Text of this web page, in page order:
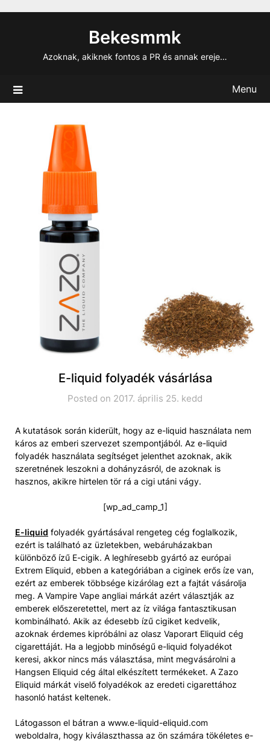
Bekesmmk
Azoknak, akiknek fontos a PR és annak ereje…
Menu
E-liquid folyadék vásárlása
Posted on 2017. április 25. kedd
A kutatások során kiderült, hogy az e-liquid használata nem
káros az emberi szervezet szempontjából. Az e-liquid
folyadék használata segítséget jelenthet azoknak, akik
szeretnének leszokni a dohányzásról, de azoknak is
hasznos, akikre hirtelen tör rá a cigi utáni vágy.
[wp_ad_camp_1]
E-liquid folyadék gyártásával rengeteg cég foglalkozik,
ezért is található az üzletekben, webáruházakban
különböző ízű E-cigik. A leghíresebb gyártó az európai
Extrem Eliquid, ebben a kategóriában a ciginek erős íze van,
ezért az emberek többsége kizárólag ezt a fajtát vásárolja
meg. A Vampire Vape angliai márkát azért választják az
emberek előszeretettel, mert az íz világa fantasztikusan
kombinálható. Akik az édesebb ízű cigiket kedvelik,
azoknak érdemes kipróbálni az olasz Vaporart Eliquid cég
cigarettáját. Ha a legjobb minőségű e-liquid folyadékot
keresi, akkor nincs más választása, mint megvásárolni a
Hangsen Eliquid cég által elkészített termékeket. A Zazo
Eliquid márkát viselő folyadékok az eredeti cigarettához
hasonló hatást keltenek.
Látogasson el bátran a www.e-liquid-eliquid.com
weboldalra, hogy kiválaszthassa az ön számára tökéletes e-